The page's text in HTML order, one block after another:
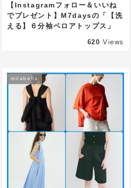
【Instagramフォロー＆いいね
でプレゼント】M7daysの「【洗
える】６分袖ベロアトップス」
620 Views
mirabella